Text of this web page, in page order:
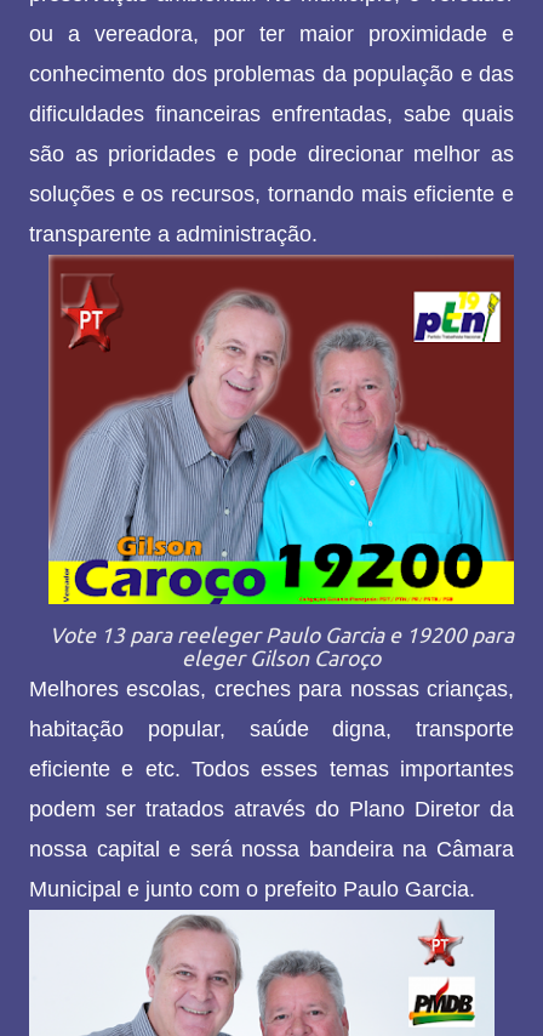
ou a vereadora, por ter maior proximidade e
conhecimento dos problemas da população e das
dificuldades financeiras enfrentadas, sabe quais
são as prioridades e pode direcionar melhor as
soluções e os recursos, tornando mais eficiente e
transparente a administração.
Vote 13 para reeleger Paulo Garcia e 19200 para
eleger Gilson Caroço
Melhores escolas, creches para nossas crianças,
habitação popular, saúde digna, transporte
eficiente e etc. Todos esses temas importantes
podem ser tratados através do Plano Diretor da
nossa capital e será nossa bandeira na Câmara
Municipal e junto com o prefeito Paulo Garcia.